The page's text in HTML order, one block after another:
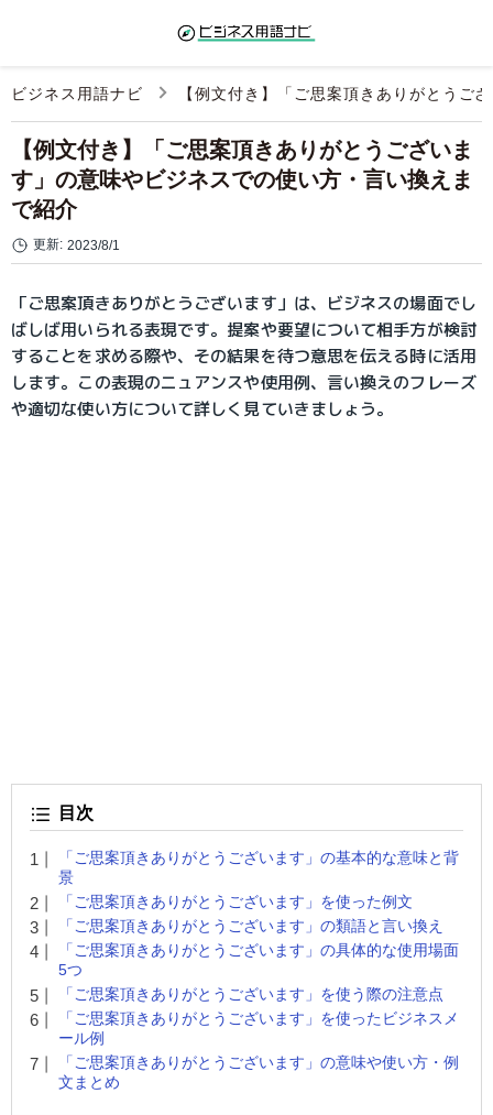
ビジネス用語ナビ 【例文付き】「ご思案頂きありがとうご
【例文付き】「ご思案頂きありがとうございま
す」の意味やビジネスでの使い方・言い換えま
で紹介
更新: 2023/8/1
「ご思案頂きありがとうございます」は、ビジネスの場面でし
ばしば用いられる表現です。提案や要望について相手方が検討
することを求める際や、その結果を待つ意思を伝える時に活用
します。この表現のニュアンスや使用例、言い換えのフレーズ
や適切な使い方について詳しく見ていきましょう。
目次
「ご思案頂きありがとうございます」の基本的な意味と背
景
「ご思案頂きありがとうございます」を使った例文
「ご思案頂きありがとうございます」の類語と言い換え
「ご思案頂きありがとうございます」の具体的な使用場面
5つ
「ご思案頂きありがとうございます」を使う際の注意点
「ご思案頂きありがとうございます」を使ったビジネスメ
ール例
「ご思案頂きありがとうございます」の意味や使い方・例
文まとめ